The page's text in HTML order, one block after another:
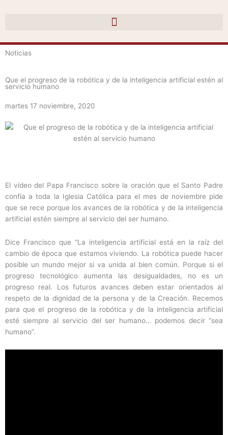
Noticias
Que el progreso de la robótica y de la inteligencia artificial estén al
servicio humano
martes 17 noviembre, 2020
El vídeo del Papa Francisco sobre la oración que el Santo Padre
confía a toda la Iglesia Católica para el mes de noviembre pide
que se rece porque los avances de la robótica y de la inteligencia
artificial estén siempre al servicio del ser humano.
Dice Francisco que “La inteligencia artificial está en la raíz del
cambio de época que estamos viviendo. La robótica puede hacer
posible un mundo mejor si va unida al bien común. Porque si el
progreso tecnológico aumenta las desigualdades, no es un
progreso real. Los futuros avances deben estar orientados al
respeto de la dignidad de la persona y de la Creación. Recemos
para que el progreso de la robótica y de la inteligencia artificial
esté siempre al servicio del ser humano… podemos decir “sea
humano”.